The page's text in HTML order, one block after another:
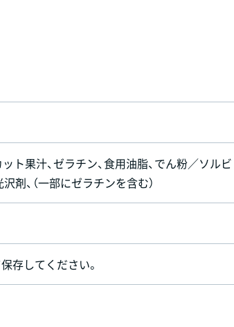
ット果汁、ゼラチン、食用油脂、でん粉／ソルビ
剤、（一部にゼラチンを含む）
存してください。